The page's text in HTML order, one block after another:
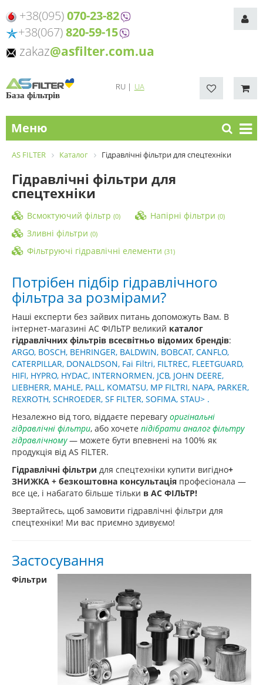
+38(095)070-23-82
+38(067)820-59-15
zakaz@asfilter.com.ua
База фільтрів
RU | UA
Меню
AS FILTER Каталог Гідравлічні фільтри для спецтехніки
Гідравлічні фільтри для
спецтехніки
Всмоктуючий фільтр (0) Напірні фільтри (0)
Зливні фільтри (0)
Фільтруючі гідравлічні елементи (31)
Потрібен підбір гідравлічного
фільтра за розмірами?
Наші експерти без зайвих питань допоможуть Вам. В
інтернет-магазині АС ФІЛЬТР великий каталог
гідравлічних фільтрів всесвітньо відомих брендів:
ARGO, BOSCH, BEHRINGER, BALDWIN, BOBCAT, CANFLO,
CATERPILLAR, DONALDSON, Fai Filtri, FILTREC, FLEETGUARD,
HIFI, HYPRO, HYDAC, INTERNORMEN, JCB, JOHN DEERE,
LIEBHERR, MAHLE, PALL, KOMATSU, MP FILTRI, NAPA, PARKER,
REXROTH, SCHROEDER, SF FILTER, SOFIMA, STAU> .
Незалежно від того, віддаєте перевагу оригінальні
гідравлічні фільтри, або хочете підібрати аналог фільтру
гідравлічному— можете бути впевнені на 100% як
продукція від AS FILTER.
Гідравлічні фільтри для спецтехніки купити вигідно+
ЗНИЖКА + безкоштовна консультація професіонала —
все це, і набагато більше тільки в АС ФІЛЬТР!
Звертайтесь, щоб замовити гідравлічні фільтри для
спецтехніки! Ми вас приємно здивуємо!
Застосування
Фільтри